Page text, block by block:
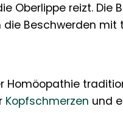
Oberlippe reizt. Die
Beschwerden mit
Homöopathie
Kopfschmerzen und